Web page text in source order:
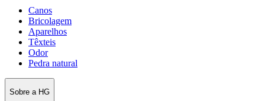
Canos
Bricolagem
Aparelhos
Têxteis
Odor
Pedra natural
Sobre a HG